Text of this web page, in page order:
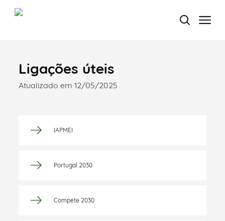
Termo de Pesquisa
Categorias gerais
Ligações úteis
Atualizado em 12/05/2025
IAPMEI
Portugal 2030
Compete 2030